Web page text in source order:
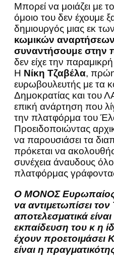
Μπορεί να μοιάζει με
όμοιο του δεν έχουμε
δημιουργός μιας εκ των
κωμικών
συναντήσουμε στην
δεν είχε την
Η Νίκη Τζαβέλα,
ευρωβουλευτής με τα
Δημοκρατίας και του
επική ανάρτηση που
την πλατφόρμα του
Προειδοποιώντας
να παρουσιάσει τα
πρόκεται να
συνέχεια άναυδους
πλατφόρμας
Ο ΜΟΝΟΣ Ευρωπαίος
να αντιμετωπίσει
αποτελεσματικά
εκπαίδευση του κ η
έχουν προετοιμάσει
είναι η